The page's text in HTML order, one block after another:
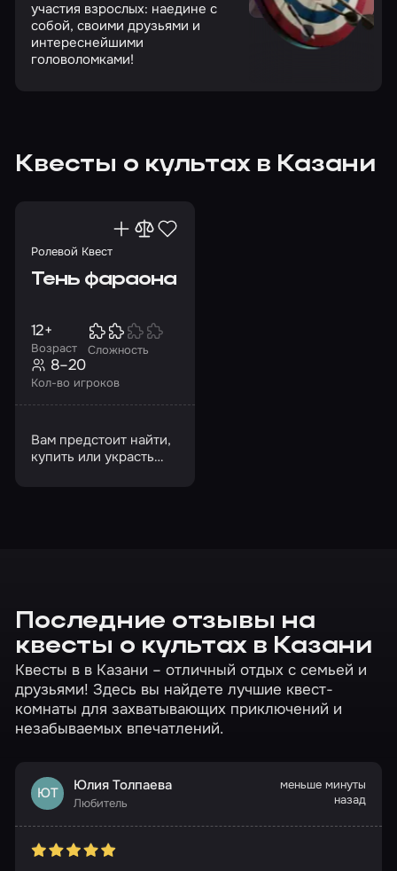
участия взрослых: наедине с
собой, своими друзьями и
интереснейшими
головоломками!
Квесты о культах в Казани
Ролевой Квест
Тень фараона
Возраст
12+
Сложность
Кол-во игроков
8–20
Вам предстоит найти,
купить или украсть
Последние отзывы на
квесты о культах в Казани
Квесты в в Казани – отличный отдых с семьей и
друзьями! Здесь вы найдете лучшие квест-
комнаты для захватывающих приключений и
незабываемых впечатлений.
ЮТ Юлия Толпаева
Любитель
меньше минуты
назад